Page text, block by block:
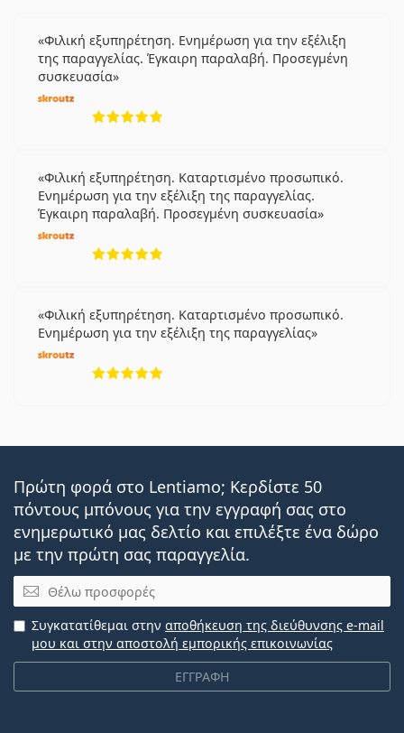
Φιλική εξυπηρέτηση. Ενημέρωση για την εξέλιξη
της παραγγελίας. Έγκαιρη παραλαβή. Προσεγμένη
συσκευασία
Φιλική εξυπηρέτηση. Καταρτισμένο προσωπικό.
Ενημέρωση για την εξέλιξη της παραγγελίας.
Έγκαιρη παραλαβή. Προσεγμένη συσκευασία
Φιλική εξυπηρέτηση. Καταρτισμένο προσωπικό.
Ενημέρωση για την εξέλιξη της παραγγελίας
Πρώτη φορά στο Lentiamo; Κερδίστε 50
πόντους μπόνους για την εγγραφή σας στο
ενημερωτικό μας δελτίο και επιλέξτε ένα δώρο
με την πρώτη σας παραγγελία.
Email
ΕΓΓΡΑΦΗ
Συγκατατίθεμαι στην αποθήκευση της διεύθυνσης e-mail
μου και στην αποστολή εμπορικής επικοινωνίας